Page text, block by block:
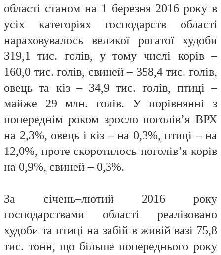
області станом на 1 березня 2016 року в
усіх категоріях господарств областi
нараховувалось великої рогатої худоби
319,1 тис. голів, у тому числі корів –
160,0 тис. голів, свиней – 358,4 тис. голів,
овець та кіз – 34,9 тис. голів, птиці –
майже 29 млн. голів. У порівнянні з
попереднім роком зросло поголів’я ВРХ
на 2,3%, овець і кіз – на 0,3%, птиці – на
12,0%, проте скоротилось поголів’я корів
на 0,9%, свиней – 0,3%.
За січень–лютий 2016 року
господарствами областi реалiзовано
худоби та птиці на забій в живій вазі 75,8
тис. тонн, що більше попереднього року